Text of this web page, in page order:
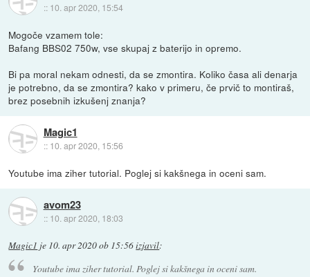
:: 10. apr 2020, 15:54
Mogoče vzamem tole:
Bafang BBS02 750w, vse skupaj z baterijo in opremo.
Bi pa moral nekam odnesti, da se zmontira. Koliko časa ali denarja
je potrebno, da se zmontira? kako v primeru, če prvič to montiraš,
brez posebnih izkušenj znanja?
Magic1
:: 10. apr 2020, 15:56
Youtube ima ziher tutorial. Poglej si kakšnega in oceni sam.
avom23
:: 10. apr 2020, 18:03
Magic1 je 10. apr 2020 ob 15:56izjavil:
Youtube ima ziher tutorial. Poglej si kakšnega in oceni sam.